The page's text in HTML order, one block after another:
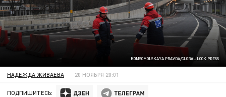
KOMSOMOLSKAYA PRAVDA/GLOBAL LOOK PRESS
НАДЕЖДА ЖИВАЕВА 20 НОЯБРЯ 20:01
ПОДПИШИТЕСЬ: